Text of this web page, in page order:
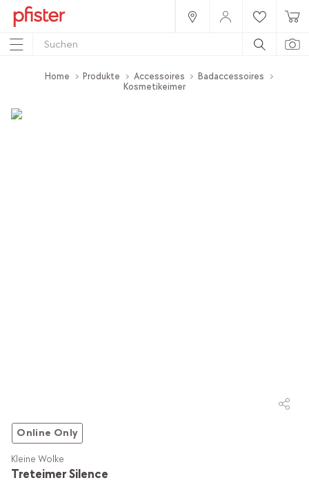
Home Produkte Accessoires
Badaccessoires
Kosmetikeimer
Online Only
Treteimer Silence
Kleine Wolke